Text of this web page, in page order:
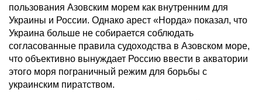
пользования Азовским морем как внутренним для
Украины и России. Однако арест «Норда» показал, что
Украина больше не собирается соблюдать
согласованные правила судоходства в Азовском море,
что объективно вынуждает Россию ввести в акватории
этого моря пограничный режим для борьбы с
украинским пиратством.